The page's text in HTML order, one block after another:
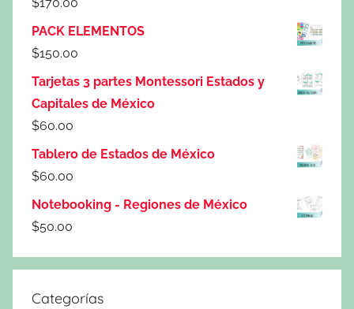
$170.00
PACK ELEMENTOS
$150.00
Tarjetas 3 partes Montessori Estados y
Capitales de México
$60.00
Tablero de Estados de México
$60.00
Notebooking - Regiones de México
$50.00
Categorías